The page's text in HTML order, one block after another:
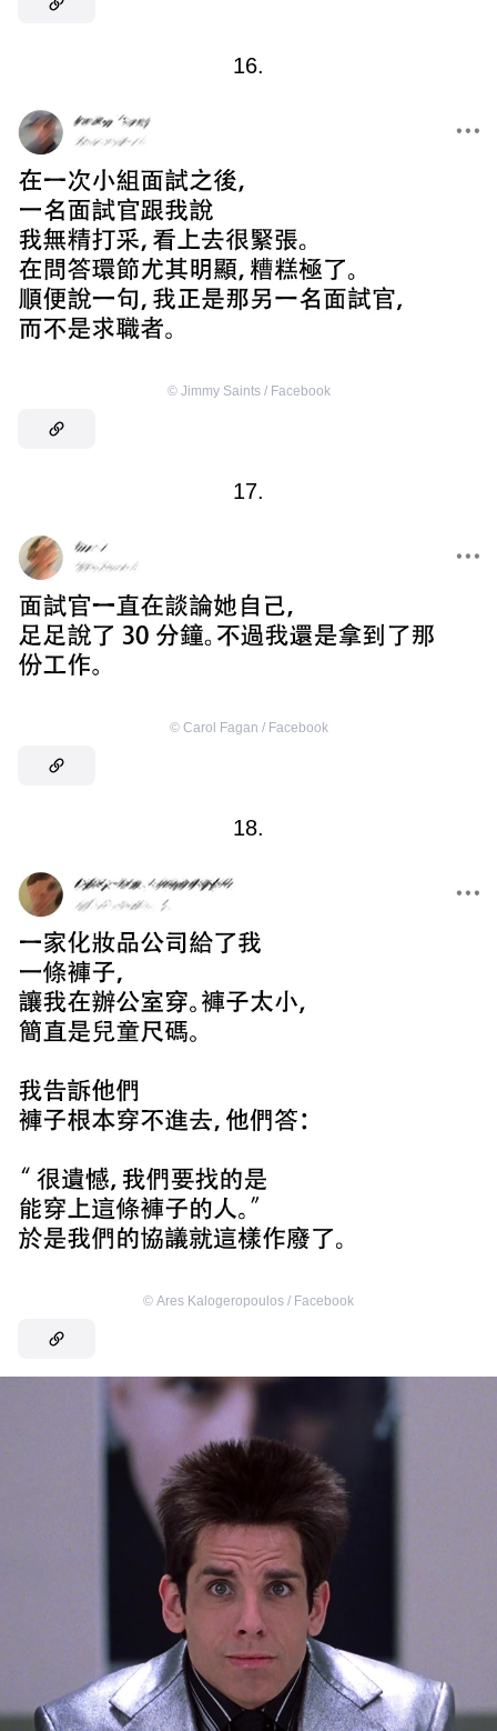
16.
© Jimmy Saints / Facebook
17.
© Carol Fagan / Facebook
18.
© Ares Kalogeropoulos / Facebook